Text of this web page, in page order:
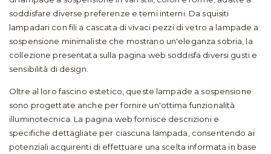
soddisfare diverse preferenze e temi interni. Da squisiti
lampadari con fili a cascata di vivaci pezzi di vetro a lampade a
sospensione minimaliste che mostrano un'eleganza sobria, la
collezione presentata sulla pagina web soddisfa diversi gusti e
sensibilità di design.
Oltre al loro fascino estetico, queste lampade a sospensione
sono progettate anche per fornire un'ottima funzionalità
illuminotecnica. La pagina web fornisce descrizioni e
specifiche dettagliate per ciascuna lampada, consentendo ai
potenziali acquirenti di effettuare una scelta informata in base